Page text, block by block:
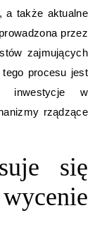
a także aktualne
przez
zajmujących
procesu jest
inwestycje w
rządzące
się